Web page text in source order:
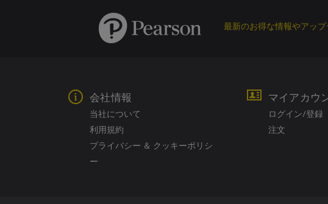
最新のお得な情報やアッ
会社情報
当社について
利用規約
プライバシー ＆ クッキーポリシ
ー
マイアカウ
ログイン/登録
注文